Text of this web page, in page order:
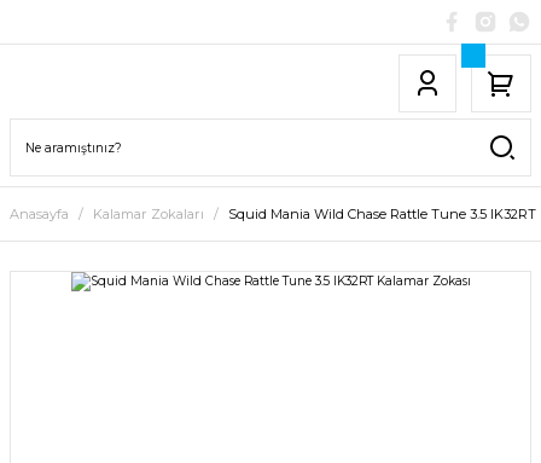
Anasayfa Kalamar Zokaları Squid Mania Wild Chase Rattle Tune 3.5 IK32RT